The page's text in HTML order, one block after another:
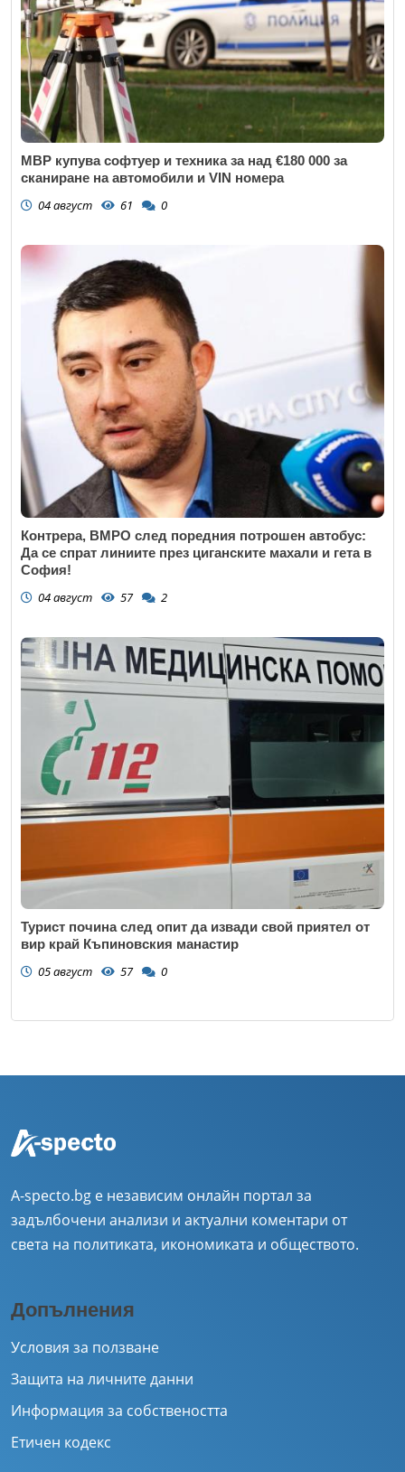
МВР купува софтуер и техника за над €180 000 за
сканиране на автомобили и VIN номера
04 август 61 0
Контрера, ВМРО след поредния потрошен автобус:
Да се спрат линиите през циганските махали и гета в
София!
04 август 57 2
Турист почина след опит да извади свой приятел от
вир край Къпиновския манастир
05 август 57 0
A-specto.bg е независим онлайн портал за
задълбочени анализи и актуални коментари от
света на политиката, икономиката и обществото.
Допълнения
Условия за ползване
Защита на личните данни
Информация за собствеността
Етичен кодекс